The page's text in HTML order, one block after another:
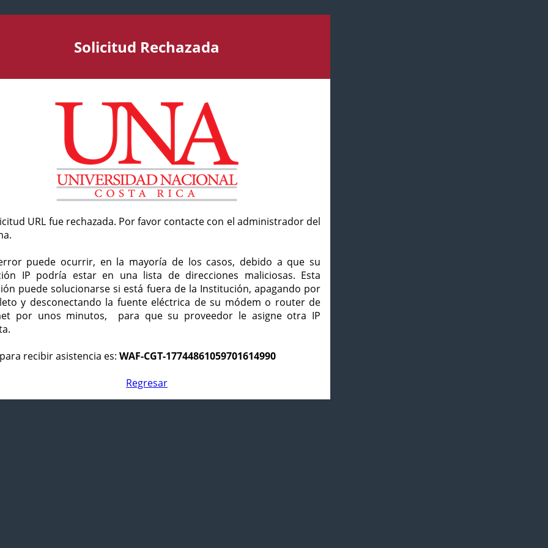
Solicitud Rechazada
URL fue rechazada. Por favor contacte con el administrador del
puede ocurrir, en la mayoría de los casos, debido a que su
IP podría estar en una lista de direcciones maliciosas. Esta
puede solucionarse si está fuera de la Institución, apagando por
y desconectando la fuente eléctrica de su módem o router de
por unos minutos, para que su proveedor le asigne otra IP
recibir asistencia es: WAF-CGT-17744861059701614990
Regresar